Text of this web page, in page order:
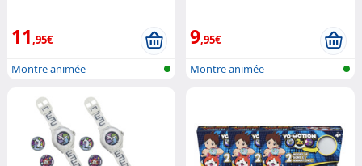
11,95€
Montre animée
9,95€
Montre animée